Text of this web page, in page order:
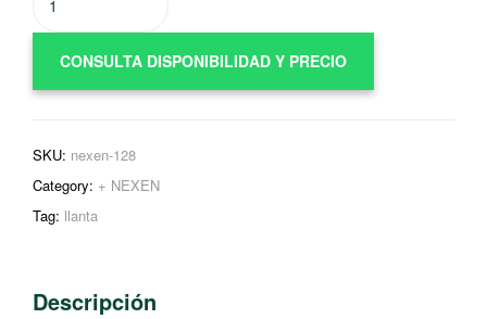
CONSULTA DISPONIBILIDAD Y PRECIO
SKU: nexen-128
Category: + NEXEN
Tag: llanta
Descripción